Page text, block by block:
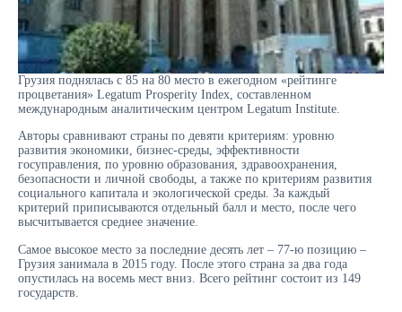
Грузия поднялась с 85 на 80 место в ежегодном «рейтинге
процветания» Legatum Prosperity Index, составленном
международным аналитическим центром Legatum Institute.
Авторы сравнивают страны по девяти критериям: уровню
развития экономики, бизнес-среды, эффективности
госуправления, по уровню образования, здравоохранения,
безопасности и личной свободы, а также по критериям развития
социального капитала и экологической среды. За каждый
критерий приписываются отдельный балл и место, после чего
высчитывается среднее значение.
Самое высокое место за последние десять лет – 77-ю позицию –
Грузия занимала в 2015 году. После этого страна за два года
опустилась на восемь мест вниз. Всего рейтинг состоит из 149
государств.